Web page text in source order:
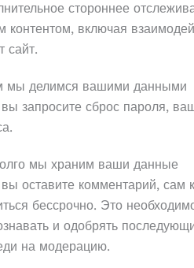
стороннее
контентом, включая
сайт.
мы делимся вашими данными
запросите сброс пароля,
мы храним ваши данные
оставите комментарий, сам
бессрочно. Это
и одобрять
на модерацию.